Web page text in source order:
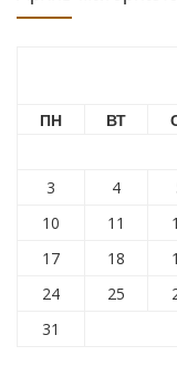
ПН ВТ
3
4
10 11
17 18
24
25
31